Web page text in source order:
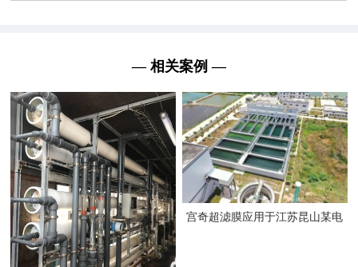
— 相关案例 —
宫奇超滤膜应用于江苏昆山某电